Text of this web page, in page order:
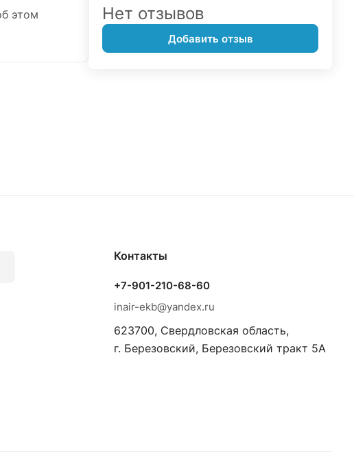
этом
Нет отзывов
Добавить отзыв
Контакты
+7-901-210-68-60
inair-ekb@yandex.ru
623700, Свердловская область,
г. Березовский, Березовский тракт 5А